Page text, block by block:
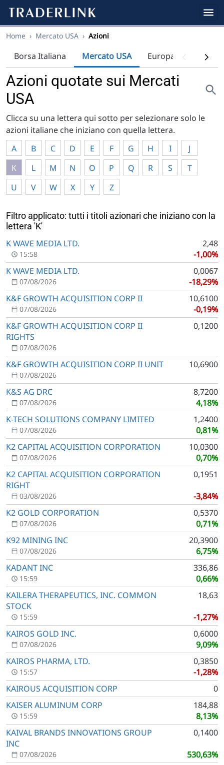
Home › Mercato USA › Azioni
Borsa Italiana Mercato USA Europa Indici
Azioni quotate sui Mercati
USA
Clicca su una lettera qui sotto per selezionare solo le
azioni italiane che iniziano con quella lettera.
A
B C D E F G H I
J
K
L M N O P Q R S
T
U
V W X Y Z
Filtro applicato: tutti i titoli azionari che iniziano con la
lettera 'K'
K WAVE MEDIA LTD.
2,48
-1,00%
15:58
K WAVE MEDIA LTD.
0,0067
-18,29%
07/08/2026
K&F GROWTH ACQUISITION CORP II
10,6100
-0,19%
07/08/2026
K&F GROWTH ACQUISITION CORP II
RIGHTS
0,1200
07/08/2026
K&F GROWTH ACQUISITION CORP II UNIT 10,6900
07/08/2026
K&S AG DRC
8,7200
4,18%
07/08/2026
K-TECH SOLUTIONS COMPANY LIMITED
1,2400
0,81%
07/08/2026
K2 CAPITAL ACQUISITION CORPORATION
10,0300
0,70%
07/08/2026
K2 CAPITAL ACQUISITION CORPORATION
RIGHT
0,1951
-3,84%
03/08/2026
K2 GOLD CORPORATION
0,5370
0,71%
07/08/2026
K92 MINING INC
20,3900
6,75%
07/08/2026
KADANT INC
336,86
0,66%
15:59
KAILERA THERAPEUTICS, INC. COMMON
STOCK
18,63
-1,27%
15:59
KAIROS GOLD INC.
0,6000
9,09%
07/08/2026
KAIROS PHARMA, LTD.
0,3850
-1,28%
15:57
KAIROUS ACQUISITION CORP
0
KAISER ALUMINUM CORP
184,88
8,13%
15:59
KAIVAL BRANDS INNOVATIONS GROUP
INC
0,1400
530,63%
07/08/2026